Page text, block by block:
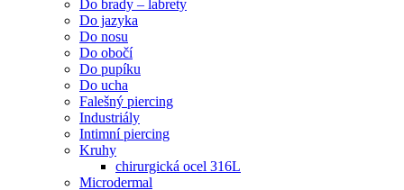
Do brady – labrety
Do jazyka
Do nosu
Do obočí
Do pupíku
Do ucha
Falešný piercing
Industriály
Intimní piercing
Kruhy
chirurgická ocel 316L
Microdermal